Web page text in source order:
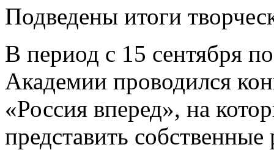
Подведены итоги
В период с 15 сентября
Академии проводился
«Россия вперед», на
представить